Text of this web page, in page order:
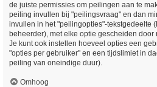
de juiste permissies om peilingen aan te
peiling invullen bij "peilingsvraag" en dan
invullen in het "peilingopties"-tekstgedeelte
beheerder), met elke optie gescheiden
Je kunt ook instellen hoeveel opties een
"opties per gebruiker" en een tijdslimiet in
peiling van oneindige duur).
Omhoog